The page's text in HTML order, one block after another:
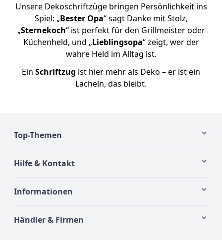
Unsere Dekoschriftzüge bringen Persönlichkeit ins
Spiel: „Bester Opa“ sagt Danke mit Stolz,
„Sternekoch“ ist perfekt für den Grillmeister oder
Küchenheld, und „Lieblingsopa“ zeigt, wer der
wahre Held im Alltag ist.
Ein Schriftzug ist hier mehr als Deko – er ist ein
Lächeln, das bleibt.
Top-Themen
Hilfe & Kontakt
Informationen
Händler & Firmen